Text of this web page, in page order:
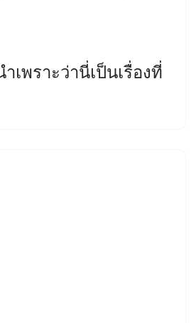
เพราะว่านี่เป็นเรื่องที่